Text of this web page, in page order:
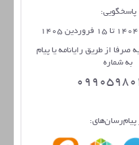
پاسخگویی:
صرفا از طریق رایانامه یا پیام
به شماره
پیام‌رسان‌های: